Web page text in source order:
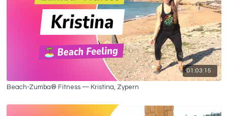
01:03:15
Beach-Zumba® Fitness — Kristina, Zypern